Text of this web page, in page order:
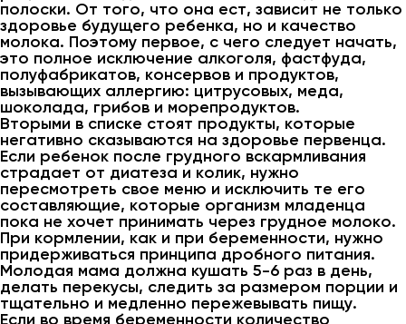
полоски. От того, что она ест, зависит не только
здоровье будущего ребенка, но и качество
молока. Поэтому первое, с чего следует начать,
это полное исключение алкоголя, фастфуда,
полуфабрикатов, консервов и продуктов,
вызывающих аллергию: цитрусовых, меда,
шоколада, грибов и морепродуктов.
Вторыми в списке стоят продукты, которые
негативно сказываются на здоровье первенца.
Если ребенок после грудного вскармливания
страдает от диатеза и колик, нужно
пересмотреть свое меню и исключить те его
составляющие, которые организм младенца
пока не хочет принимать через грудное молоко.
При кормлении, как и при беременности, нужно
придерживаться принципа дробного питания.
Молодая мама должна кушать 5-6 раз в день,
делать перекусы, следить за размером порции и
тщательно и медленно пережевывать пищу.
Если во время беременности количество